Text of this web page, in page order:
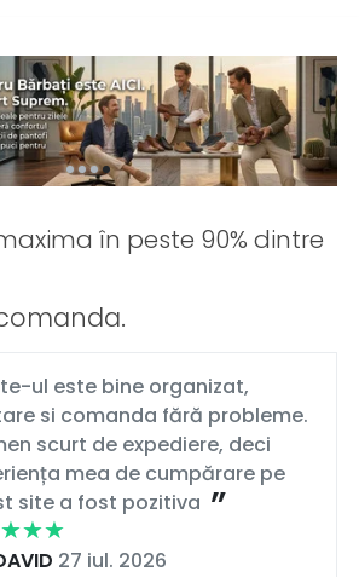
în peste 90% dintre
ul este bine organizat,
si comanda fără probleme.
scurt de expediere, deci
mea de cumpărare pe
site a fost pozitiva
27 iul. 2026